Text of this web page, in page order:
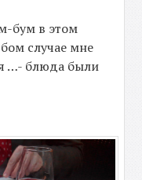
бум в этом
случае мне
…- блюда были